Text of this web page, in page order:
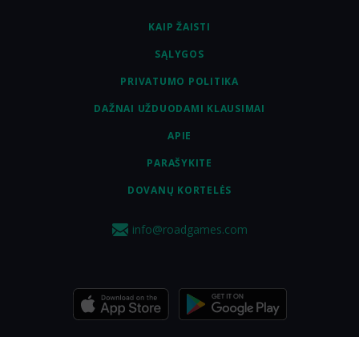
KAIP ŽAISTI
SĄLYGOS
PRIVATUMO POLITIKA
DAŽNAI UŽDUODAMI KLAUSIMAI
APIE
PARAŠYKITE
DOVANŲ KORTELĖS
info@roadgames.com